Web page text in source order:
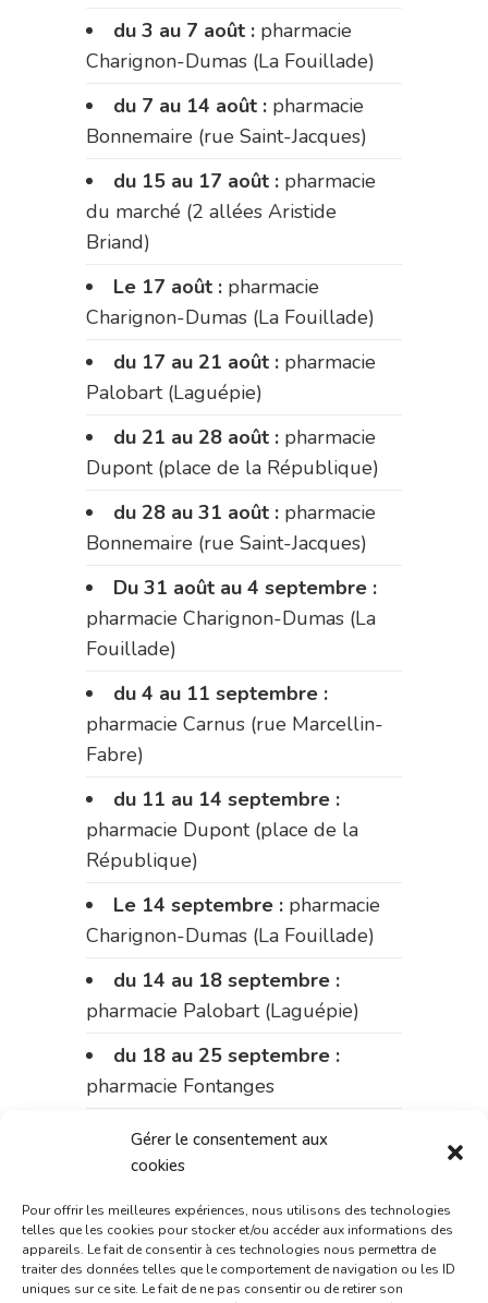
Gérer le consentement aux
cookies
Pour offrir les meilleures expériences, nous utilisons des technologies
telles que les cookies pour stocker et/ou accéder aux informations des
appareils. Le fait de consentir à ces technologies nous permettra de
traiter des données telles que le comportement de navigation ou les ID
uniques sur ce site. Le fait de ne pas consentir ou de retirer son
du 3 au 7 août : pharmacie
Charignon-Dumas (La Fouillade)
du 7 au 14 août : pharmacie
Bonnemaire (rue Saint-Jacques)
du 15 au 17 août : pharmacie
du marché (2 allées Aristide
Briand)
Le 17 août : pharmacie
Charignon-Dumas (La Fouillade)
du 17 au 21 août : pharmacie
Palobart (Laguépie)
du 21 au 28 août : pharmacie
Dupont (place de la République)
du 28 au 31 août : pharmacie
Bonnemaire (rue Saint-Jacques)
Du 31 août au 4 septembre :
pharmacie Charignon-Dumas (La
Fouillade)
du 4 au 11 septembre :
pharmacie Carnus (rue Marcellin-
Fabre)
du 11 au 14 septembre :
pharmacie Dupont (place de la
République)
Le 14 septembre : pharmacie
Charignon-Dumas (La Fouillade)
du 14 au 18 septembre :
pharmacie Palobart (Laguépie)
du 18 au 25 septembre :
pharmacie Fontanges
du 25 au 28 septembre :
pharmacie du marché (2 allées
Du 28 septembre au 1er
octobre :pharmacie Charignon-
Dumas (La Fouillade)